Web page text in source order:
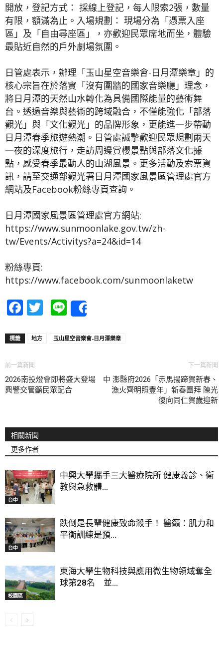
開放，登記方式： 採線上登記，每人限索2張，數量
有限，額滿為止。入場規劃： 現場分為「憑票入座
區」及「自由尋座區」，亦歡迎民眾席地而坐，體驗
最貼近自然的戶外劇場氛圍。
日管處表示，辦理「玉山星空音樂會-日月潭樂章」的
核心宗旨在於落實「沒有圍牆的國家音樂廳」理念，
將日月潭的天然山水轉化為具備國際能量的藝術舞
台。透過音樂與藝術的跨域融合，不僅能強化「部落
觀光」與「文化觀光」的品牌形象，更能進一步帶動
日月潭春季旅遊熱潮。日管處誠摯歡迎民眾規劃兩天
一夜的深度旅行，走訪周邊賞櫻景點與部落文化據
點，感受春季最動人的山湖風景。更多活動及索票資
訊，請至交通部觀光署日月潭國家風景區管理處官方
網站及Facebook粉絲專頁查詢。
日月潭國家風景區管理處官方網站:
https://www.sunmoonlake.gov.tw/zh-
tw/Events/Activitys?a=24&id=14
粉絲專頁:
https://www.facebook.com/sunmoonlaketw
Facebook
Twitter
Line
標籤 地方 玉山星空音樂會-日月潭樂章
前一篇新聞
2026南投燈會即將盛大登場 中
興警交管籲民眾配合
下一篇新聞
澎縣府2026「赤馬揚蹄賀新春、
漁火齊明照豐年」新春團拜 陳光
復向同仁賀歲迎新
相關新聞
更多作者
台中
中興大學攜手三大醫療院所 健康義診、衛
教與急救體...
台中
跌倒是長輩健康致命殺手！ 醫籲：肌力和
平衡訓練是預...
校園區
東海大學生物科技與應用微生物領域奪全
球第28名 並...